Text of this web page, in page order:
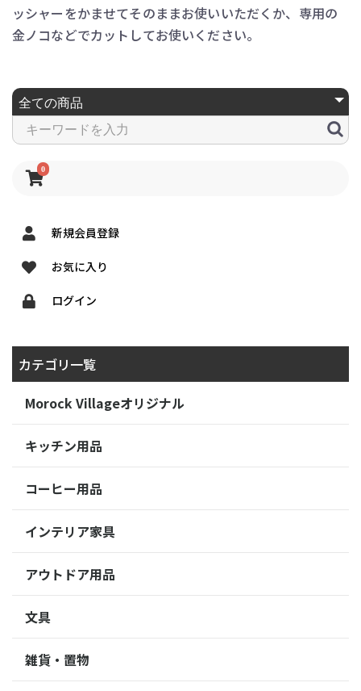
0
新規会員登録
お気に入り
ログイン
カテゴリ一覧
Morock Villageオリジナル
キッチン用品
コーヒー用品
インテリア家具
アウトドア用品
文具
雑貨・置物
ッシャーをかませてそのままお使いいただくか、専用の
金ノコなどでカットしてお使いください。